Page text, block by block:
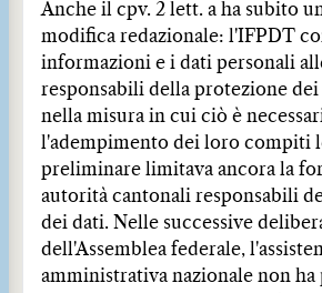
Anche il cpv. 2 lett. a ha subito
modifica redazionale: l'IFPDT
informazioni e i dati personali
responsabili della protezione dei
nella misura in cui ciò è
l'adempimento dei loro compiti
preliminare limitava ancora la
autorità cantonali responsabili
dei dati. Nelle successive
dell'Assemblea federale,
amministrativa nazionale non ha